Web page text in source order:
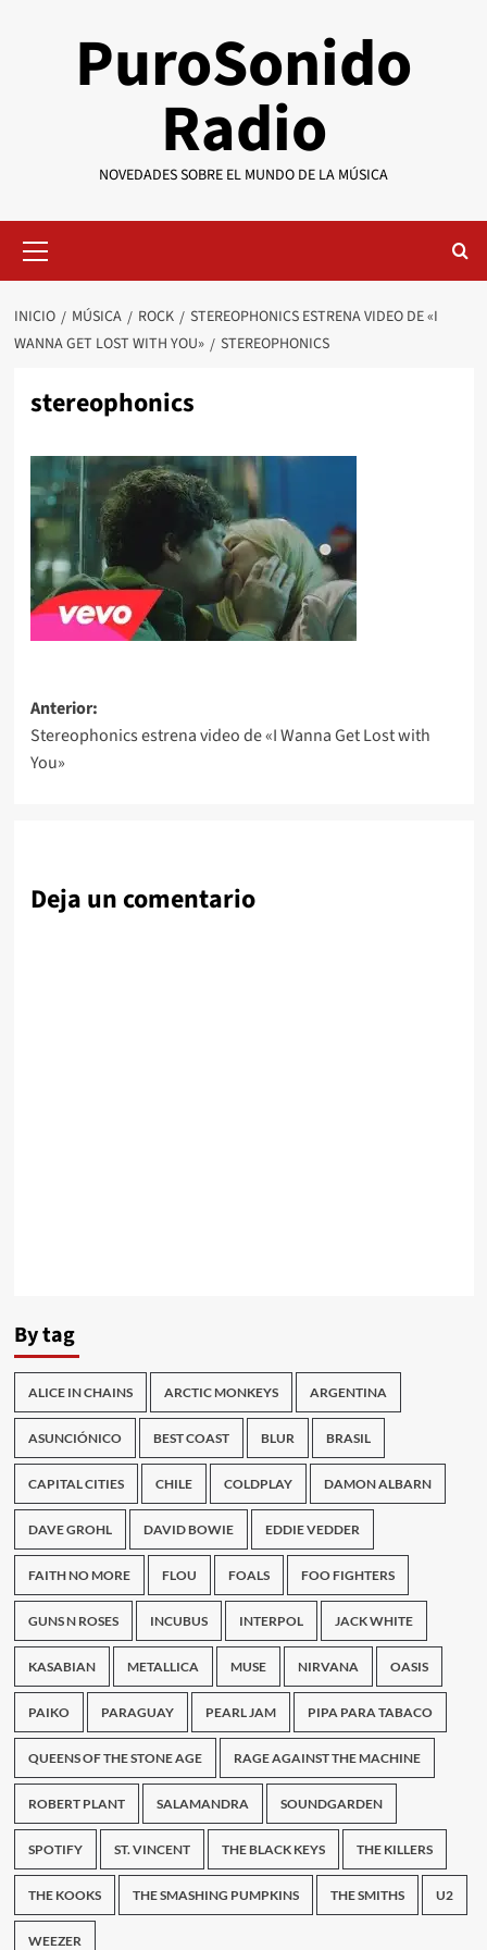
PuroSonido
Radio
NOVEDADES SOBRE EL MUNDO DE LA MÚSICA
primario
INICIO MÚSICA ROCK
STEREOPHONICS ESTRENA VIDEO DE «I
WANNA GET LOST WITH YOU»
STEREOPHONICS
stereophonics
Navegación
de
entradas
Anterior:
Stereophonics estrena video de «I Wanna Get Lost with
You»
Deja un comentario
By tag
ALICE IN CHAINS ARCTIC MONKEYS ARGENTINA
ASUNCIÓNICO BEST COAST BLUR BRASIL
CAPITAL CITIES CHILE COLDPLAY DAMON ALBARN
DAVE GROHL DAVID BOWIE EDDIE VEDDER
FAITH NO MORE FLOU FOALS FOO FIGHTERS
GUNS N ROSES INCUBUS INTERPOL JACK WHITE
KASABIAN METALLICA MUSE NIRVANA OASIS
PAIKO PARAGUAY PEARL JAM PIPA PARA TABACO
QUEENS OF THE STONE AGE RAGE AGAINST THE MACHINE
ROBERT PLANT SALAMANDRA SOUNDGARDEN
SPOTIFY ST. VINCENT THE BLACK KEYS THE KILLERS
THE KOOKS THE SMASHING PUMPKINS THE SMITHS U2
WEEZER